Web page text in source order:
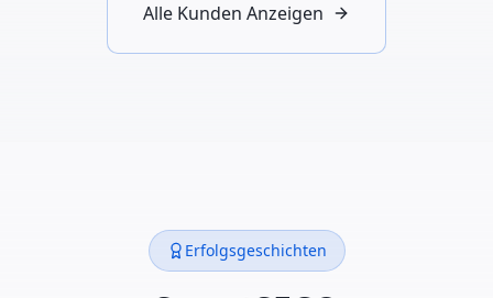
Alle Kunden Anzeigen
Erfolgsgeschichten